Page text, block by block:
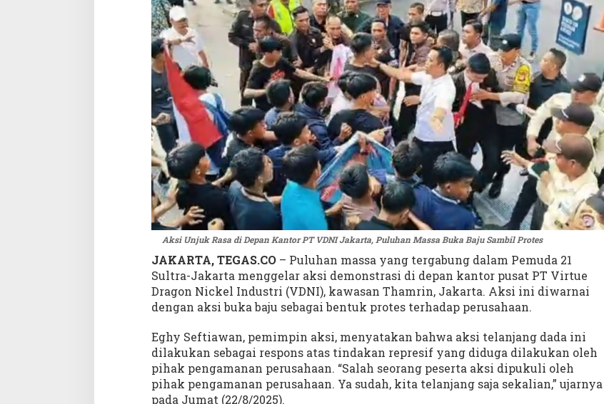
N
a
r
t
a
,
P
u
l
a
n
a
s
s
a
u
k
a
B
a
Aksi Unjuk Rasa di Depan Kantor PT VDNI Jakarta, Puluhan Massa Buka Baju Sambil Protes
JAKARTA, TEGAS.CO– Puluhan massa yang tergabung dalam Pemuda 21
Sultra-Jakarta menggelar aksi demonstrasi di depan kantor pusat PT Virtue
Dragon Nickel Industri (VDNI), kawasan Thamrin, Jakarta. Aksi ini diwarnai
dengan aksi buka baju sebagai bentuk protes terhadap perusahaan.
Eghy Seftiawan, pemimpin aksi, menyatakan bahwa aksi telanjang dada ini
dilakukan sebagai respons atas tindakan represif yang diduga dilakukan oleh
pihak pengamanan perusahaan. “Salah seorang peserta aksi dipukuli oleh
pihak pengamanan perusahaan. Ya sudah, kita telanjang saja sekalian,” ujarnya
pada Jumat (22/8/2025).